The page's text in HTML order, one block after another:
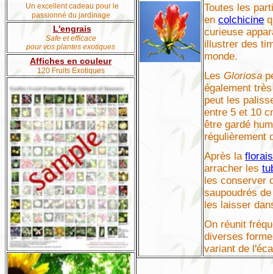
Un excellent cadeau pour le
passionné du jardinage
L'engrais
Safe et efficace
pour vos plantes exotiques
Affiches en couleur
120 Fruits Exotiques
Toutes les
en colchicine
curieuse
illustrer des
monde.
Les Gloriosa
également
peut les
entre 5 et 10
être gardé
régulièrement
Après la
arracher les
les conserver
saupoudrés
les laisser
On réunit
diverses
variant de